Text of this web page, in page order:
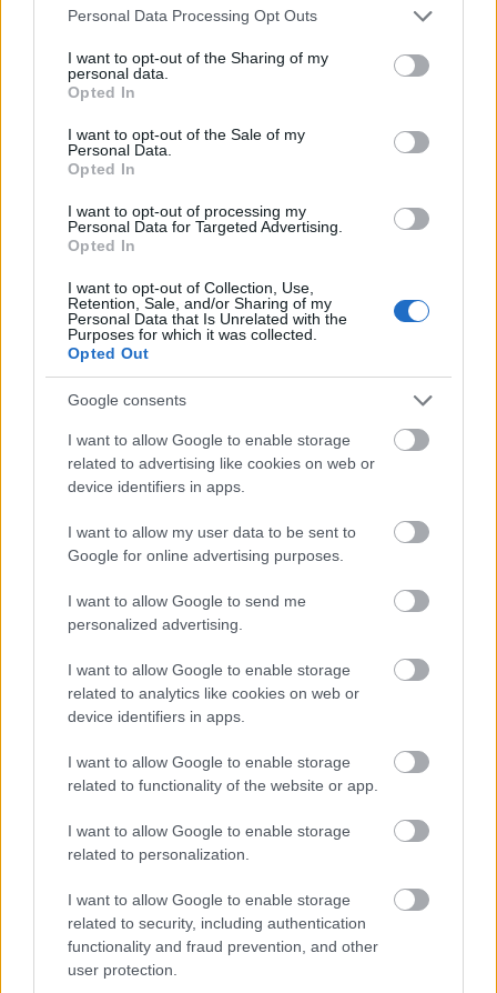
Please note that this website/app uses one or more Google
not limited to your visit or usage behaviour. You may click to
grant or deny consent to Google and its third-party tags to
use your data for below specified purposes in below Google
consent section.
Personal Data Processing Opt Outs
I want to opt-out of the Sharing of my
personal data.
Opted In
I want to opt-out of the Sale of my
Personal Data.
Opted In
I want to opt-out of processing my
Personal Data for Targeted Advertising.
Opted In
I want to opt-out of Collection, Use,
Retention, Sale, and/or Sharing of my
Personal Data that Is Unrelated with the
Purposes for which it was collected.
Opted Out
Google consents
I want to allow Google to enable storage
related to advertising like cookies on web or
device identifiers in apps.
I want to allow my user data to be sent to
Google for online advertising purposes.
I want to allow Google to send me
personalized advertising.
I want to allow Google to enable storage
related to analytics like cookies on web or
device identifiers in apps.
I want to allow Google to enable storage
related to functionality of the website or app.
I want to allow Google to enable storage
related to personalization.
I want to allow Google to enable storage
related to security, including authentication
functionality and fraud prevention, and other
user protection.
Stabilizálódott a
magyar használt piac
Az elmúlt évben 820 884 használt
személyautó cserélt gazdát, ami
kevesebb, mint a tavaly előtti 825 263,
de már örvendetesen több, mint a
2021-es 817 300 – áll a Data House
összefoglalójában. A 2023-as
elmaradást a februári visszaesés
okozta, amikor az előző év
februárjában regisztrált 74 677-tel…
A Volkswagen a
használtimport
kedvence
A minap azt írtuk, hogy az elmúlt
évben mindössze 107 720 új
személygépkocsi kapott magyar
rendszámot, a tavaly előttinél 3820